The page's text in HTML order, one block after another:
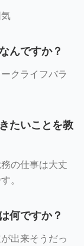
んですか？
クライフバラ
たいことを教
の仕事は大丈
。
何ですか？
出来そうだっ